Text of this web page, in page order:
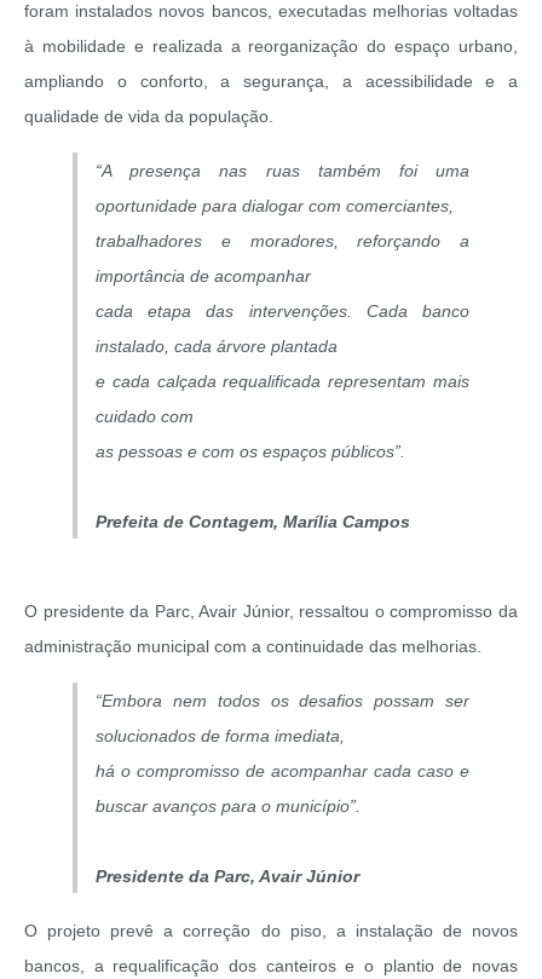
foram instalados novos bancos, executadas melhorias voltadas
à mobilidade e realizada a reorganização do espaço urbano,
ampliando o conforto, a segurança, a acessibilidade e a
qualidade de vida da população.
“A presença nas ruas também foi uma
oportunidade para dialogar com comerciantes,
trabalhadores e moradores, reforçando a
importância de acompanhar
cada etapa das intervenções. Cada banco
instalado, cada árvore plantada
e cada calçada requalificada representam mais
cuidado com
as pessoas e com os espaços públicos”.
Prefeita de Contagem, Marília Campos
O presidente da Parc, Avair Júnior, ressaltou o compromisso da
administração municipal com a continuidade das melhorias.
“Embora nem todos os desafios possam ser
solucionados de forma imediata,
há o compromisso de acompanhar cada caso e
buscar avanços para o município”.
Presidente da Parc, Avair Júnior
O projeto prevê a correção do piso, a instalação de novos
bancos, a requalificação dos canteiros e o plantio de novas